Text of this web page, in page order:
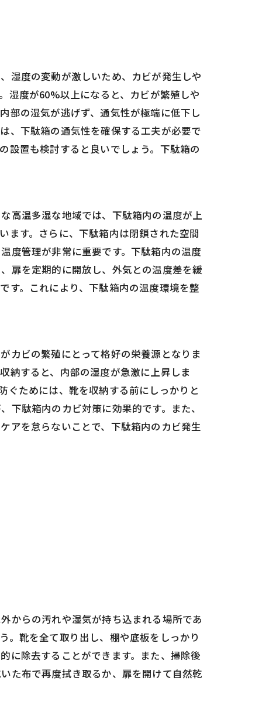
湿度の変動が激しいため、カビが発生しや
湿度が60%以上になると、カビが繁殖しや
部の湿気が逃げず、通気性が極端に低下し
、下駄箱の通気性を確保する工夫が必要で
設置も検討すると良いでしょう。下駄箱の
高温多湿な地域では、下駄箱内の温度が上
ます。さらに、下駄箱内は閉鎖された空間
度管理が非常に重要です。下駄箱内の温度
扉を定期的に開放し、外気との温度差を緩
す。これにより、下駄箱内の温度環境を整
カビの繁殖にとって格好の栄養源となりま
納すると、内部の湿度が急激に上昇しま
ぐためには、靴を収納する前にしっかりと
駄箱内のカビ対策に効果的です。また、
アを怠らないことで、下駄箱内のカビ発生
からの汚れや湿気が持ち込まれる場所であ
。靴を全て取り出し、棚や底板をしっかり
に除去することができます。また、掃除後
た布で再度拭き取るか、扉を開けて自然乾